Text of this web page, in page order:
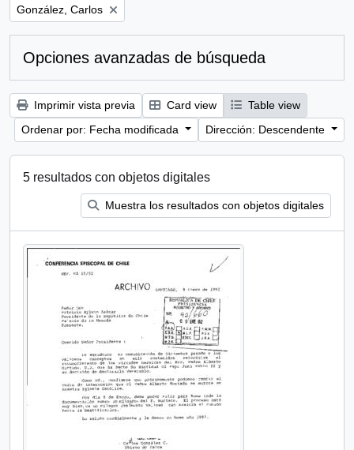
Remove filter:
González, Carlos
Opciones avanzadas de búsqueda
Imprimir vista previa Card view
Table view
Ordenar por: Fecha modificada
Dirección: Descendente
5 resultados con objetos digitales
Muestra los resultados con objetos digitales